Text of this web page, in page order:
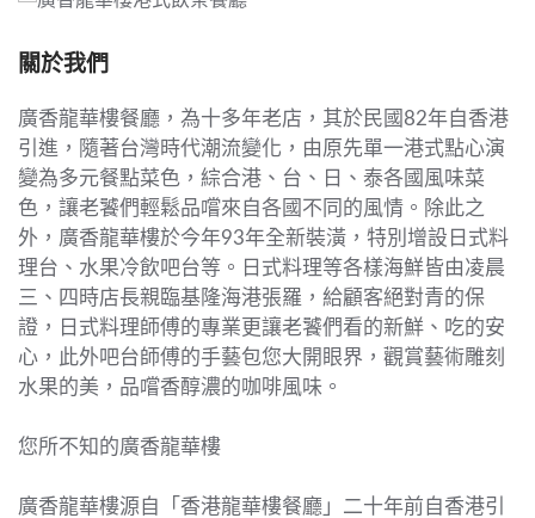
關於我們
廣香龍華樓餐廳，為十多年老店，其於民國82年自香港
引進，隨著台灣時代潮流變化，由原先單一港式點心演
變為多元餐點菜色，綜合港、台、日、泰各國風味菜
色，讓老饕們輕鬆品嚐來自各國不同的風情。除此之
外，廣香龍華樓於今年93年全新裝潢，特別增設日式料
理台、水果冷飲吧台等。日式料理等各樣海鮮皆由凌晨
三、四時店長親臨基隆海港張羅，給顧客絕對青的保
證，日式料理師傅的專業更讓老饕們看的新鮮、吃的安
心，此外吧台師傅的手藝包您大開眼界，觀賞藝術雕刻
水果的美，品嚐香醇濃的咖啡風味。
您所不知的廣香龍華樓
廣香龍華樓源自「香港龍華樓餐廳」二十年前自香港引